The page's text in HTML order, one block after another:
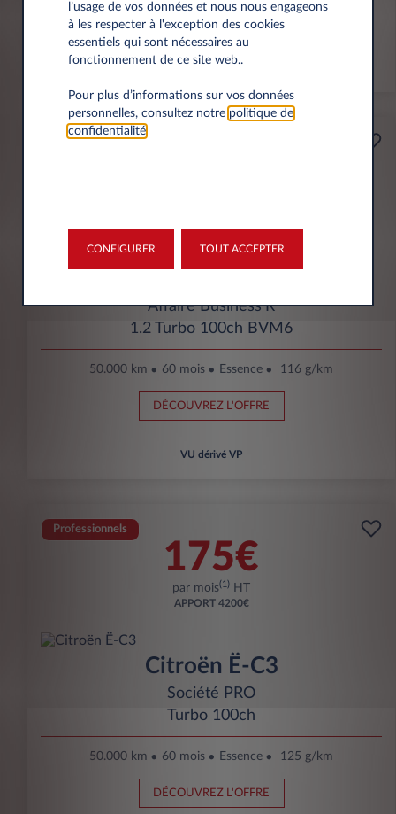
VU
En stock
Professionnels
Affaire Business'R
1.2 Turbo 100ch BVM6
50.000 km 60 mois Essence 116 g/km
DÉCOUVREZ L'OFFRE
VU dérivé VP
Professionnels
175€
par mois(1) HT
APPORT 4200€
Citroën Ë-C3
Société PRO
Turbo 100ch
50.000 km 60 mois Essence 125 g/km
DÉCOUVREZ L'OFFRE
l’usage de vos données et nous nous engageons
à les respecter à l'exception des cookies
essentiels qui sont nécessaires au
fonctionnement de ce site web..
Pour plus d’informations sur vos données
personnelles, consultez notre politique de
confidentialité.
CONFIGURER TOUT ACCEPTER